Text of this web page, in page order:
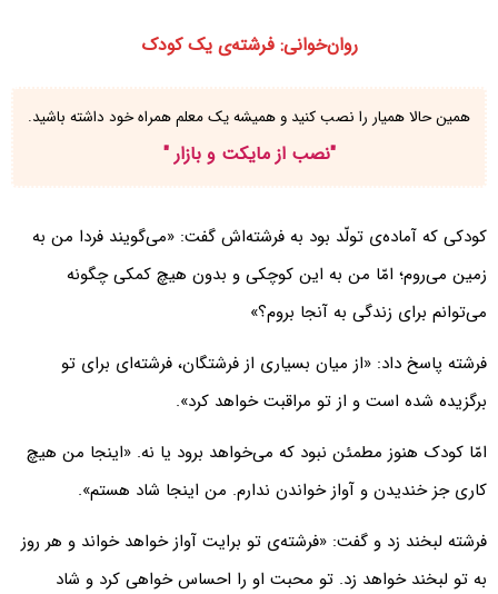
روان‌خوانی: فرشته‌ی یک کودک
همین حالا همیار را نصب کنید و همیشه یک معلم همراه خود داشته باشید.
"نصب از مایکت و بازار "
کودکی که آماده‌ی تولّد بود به فرشته‌اش گفت: «می‌گویند فردا من به
زمین می‌روم؛ امّا من به این کوچکی و بدون هیچ کمکی چگونه
می‌توانم برای زندگی به آنجا بروم؟»
فرشته پاسخ داد: «از میان بسیاری از فرشتگان، فرشته‌ای برای تو
برگزیده شده است و از تو مراقبت خواهد کرد».
امّا کودک هنوز مطمئن نبود که می‌خواهد برود یا نه. «اینجا من هیچ
کاری جز خندیدن و آواز خواندن ندارم. من اینجا شاد هستم».
فرشته لبخند زد و گفت: «فرشته‌ی تو برایت آواز خواهد خواند و هر روز
به تو لبخند خواهد زد. تو محبت او را احساس خواهی کرد و شاد